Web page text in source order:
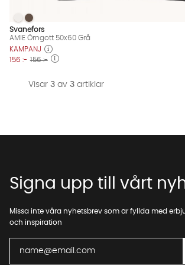
AMIE Örngott 50x60 Grå Finns även i
AMIE Örngott 50x60 Grå
AMIE Örngott 50x60 Grå
Svanefors
AMIE Örngott 50x60 Grå
KAMPANJ
156 :- 156 :-
Visar 3 av 3 artiklar
Signa upp till vårt
Missa inte våra nyhetsbrev som är fyllda med
och inspiration